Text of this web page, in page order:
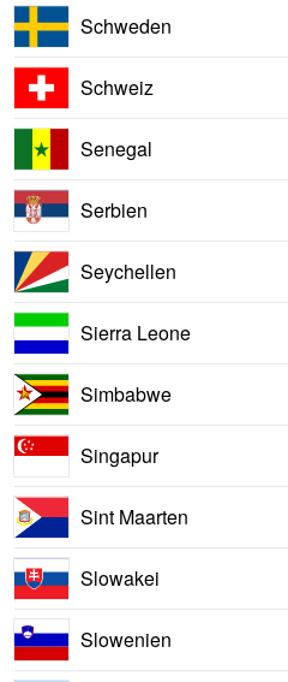
Schweden
Schweiz
Senegal
Serbien
Seychellen
Sierra Leone
Simbabwe
Singapur
Sint Maarten
Slowakei
Slowenien